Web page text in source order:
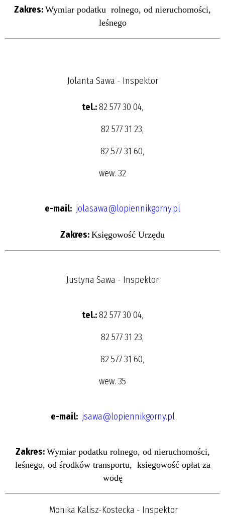
Zakres: Wymiar podatku rolnego, od nieruchomości,
leśnego
Jolanta Sawa - Inspektor
tel.: 82 577 30 04,
82 577 31 23,
82 577 31 60,
wew. 32
e-mail: jolasawa@lopiennikgorny.pl
Zakres: Księgowość Urzędu
Justyna Sawa - Inspektor
tel.: 82 577 30 04,
82 577 31 23,
82 577 31 60,
wew. 35
e-mail: jsawa@lopiennikgorny.pl
Zakres: Wymiar podatku rolnego, od nieruchomości,
leśnego, od środków transportu, ksiegowość opłat za
wodę
Monika Kalisz-Kostecka - Inspektor